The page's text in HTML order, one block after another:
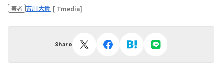
著者 吉川大貴 [ITmedia]
Share